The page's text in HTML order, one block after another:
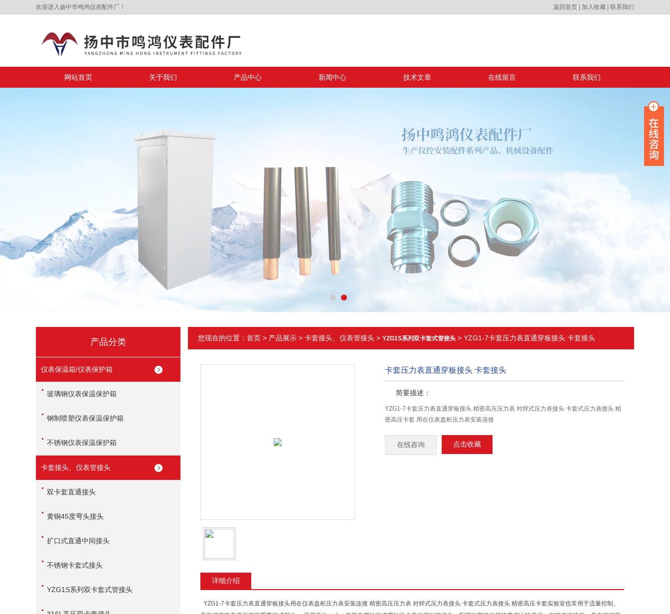
欢迎进入扬中市鸣鸿仪表配件厂！ 返回首页 加入收藏 联系我们
网站首页 关于我们 产品中心 新闻中心 技术文章 在线留言 联系我们
产品分类
仪表保温箱/仪表保护箱
玻璃钢仪表保温保护箱
钢制喷塑仪表保温保护箱
不锈钢仪表保温保护箱
卡套接头、仪表管接头
双卡套直通接头
黄铜45度弯头接头
扩口式直通中间接头
不锈钢卡套式接头
YZG1S系列双卡套式管接头
您现在的位置： 首页 > 产品展示 > 卡套接头、仪表管接头 > YZG1S系列双卡套式管接头 > YZG1-7卡套压力表直通穿板接头 卡套接头
卡套压力表直通穿板接头 卡套接头
简要描述：
YZG1-7卡套压力表直通穿板接头 精密高压压力表 对焊式压力表接头 卡套式压力表接头 精
密高压卡套 用在仪表盘柜压力表安装连接
在线咨询 点击收藏
详细介绍
YZG1-7卡套压力表直通穿板接头用在仪表盘柜压力表安装连接 精密高压压力表 对焊式压力表接头 卡套式压力表接头 精密高压卡套实验室也常用于流量控制。